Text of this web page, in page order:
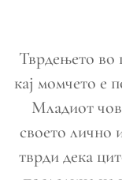
Тврдењето во
кај момчето е
Младиот
своето лично
тврди дека